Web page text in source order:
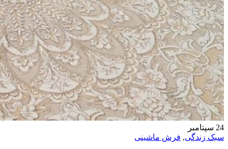
24 سپتامبر
سبک زندگی, فرش ماشینی